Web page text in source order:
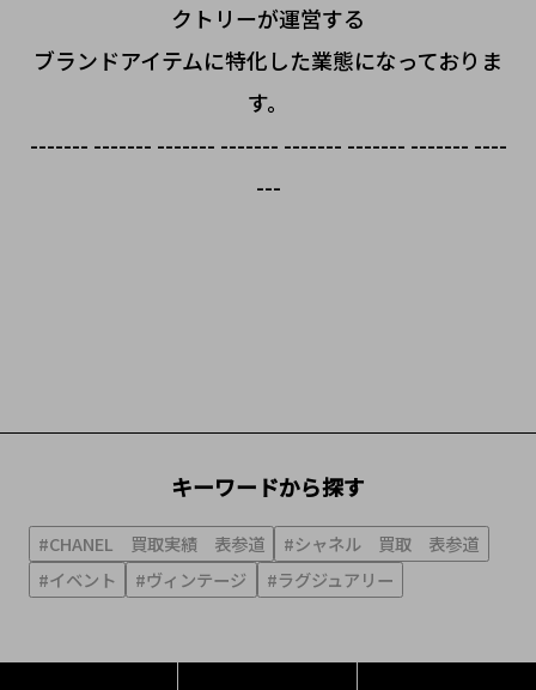
クトリーが運営する
ブランドアイテムに特化した業態になっておりま
す。
------- ------- ------- ------- ------- ------- ------- ----
---
キーワードから探す
#CHANEL 買取実績 表参道
#シャネル 買取 表参道
#イベント
#ヴィンテージ #ラグジュアリー